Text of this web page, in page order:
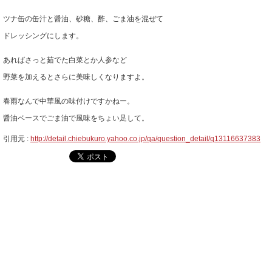
ツナ缶の缶汁と醤油、砂糖、酢、ごま油を混ぜて
ドレッシングにします。
あればさっと茹でた白菜とか人参など
野菜を加えるとさらに美味しくなりますよ。
春雨なんで中華風の味付けですかねー。
醤油ベースでごま油で風味をちょい足して。
引用元 : http://detail.chiebukuro.yahoo.co.jp/qa/question_detail/q13116637383